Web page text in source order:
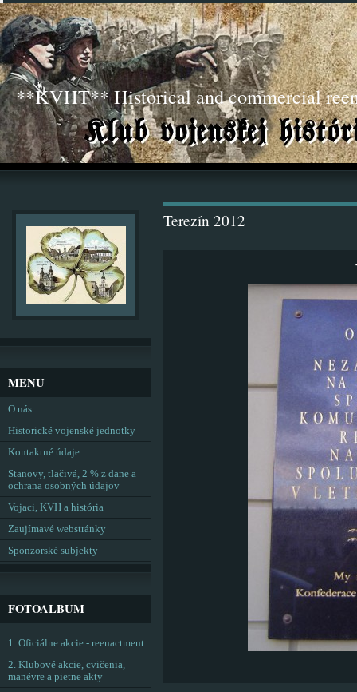
**KVHT** Historical and commercial
Terezín 2012
MENU
O nás
Historické vojenské jednotky
Kontaktné údaje
Stanovy, tlačivá, 2 % z dane a
ochrana osobných údajov
Vojaci, KVH a história
Zaujímavé webstránky
Sponzorské subjekty
FOTOALBUM
1. Oficiálne akcie - reenactment
2. Klubové akcie, cvičenia,
manévre a pietne akty